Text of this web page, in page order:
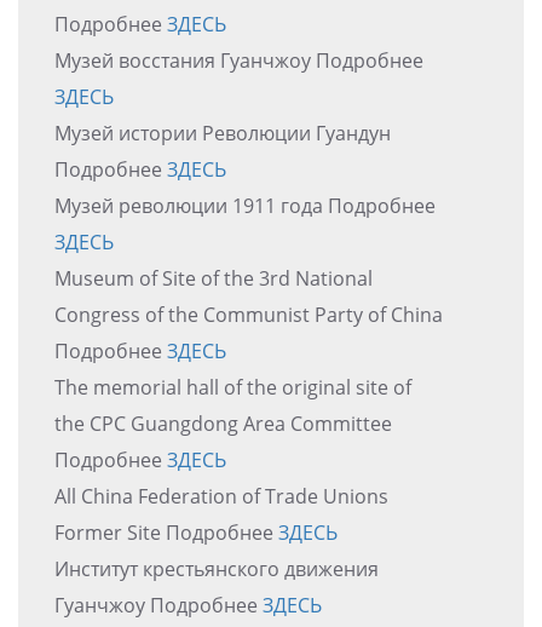
Подробнее ЗДЕСЬ
Музей восстания Гуанчжоу Подробнее
ЗДЕСЬ
Музей истории Революции Гуандун
Подробнее ЗДЕСЬ
Музей революции 1911 года Подробнее
ЗДЕСЬ
Museum of Site of the 3rd National
Congress of the Communist Party of China
Подробнее ЗДЕСЬ
The memorial hall of the original site of
the CPC Guangdong Area Committee
Подробнее ЗДЕСЬ
All China Federation of Trade Unions
Former Site Подробнее ЗДЕСЬ
Институт крестьянского движения
Гуанчжоу Подробнее ЗДЕСЬ